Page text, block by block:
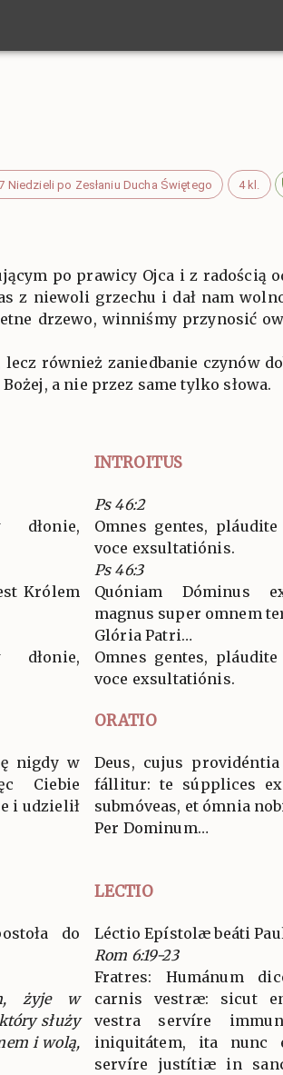
Niedzieli po Zesłaniu Ducha Świętego 4 kl.
po prawicy Ojca i z radością
z niewoli grzechu i dał nam
drzewo, winniśmy przynosić
lecz również zaniedbanie czynów
a nie przez same tylko słowa.
INTROITUS
dłonie,
Królem
dłonie,
Ps 46:2
Omnes gentes,
voce exsultatiónis.
Ps 46:3
Quóniam Dóminus
magnus super omnem
Glória Patri…
Omnes gentes,
voce exsultatiónis.
ORATIO
nigdy w
Ciebie
i udzielił
Deus, cujus
fállitur: te súpplices
submóveas, et ómnia
Per Dominum…
LECTIO
do
żyje w
służy
i wolą,
Léctio Epístolæ beáti
Rom 6:19-23
Fratres: Humánum
carnis vestræ: sicut
vestra servíre
iniquitátem, ita nunc
servíre justítiæ in